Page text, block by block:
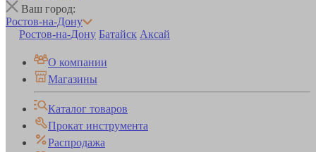
Ваш город:
Ростов-на-Дону
Ростов-на-Дону Батайск Аксай
О компании
Магазины
Каталог товаров
Прокат инструмента
Распродажа